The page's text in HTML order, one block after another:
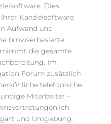
Dies
Kanzleisoftware
Aufwand und
browserbasierte
die gesamte
Im
Forum zusätzlich
telefonische
Mitarbeiter –
und Umgebung.